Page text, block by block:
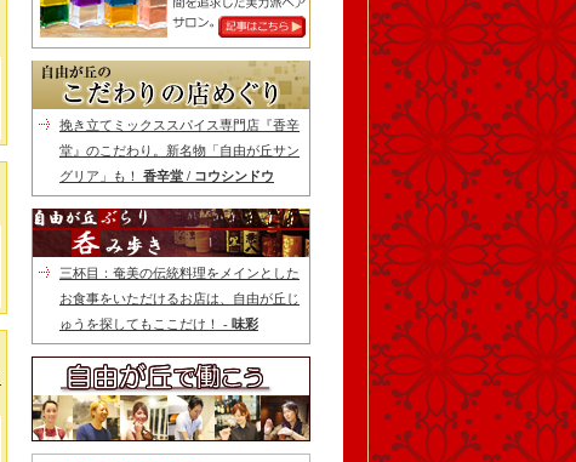
挽き立てミックススパイス専門店『香辛
堂』のこだわり。新名物「自由が丘サン
グリア」も！ 香辛堂 / コウシンドウ
三杯目：奄美の伝統料理をメインとした
お食事をいただけるお店は、自由が丘じ
ゅうを探してもここだけ！ - 味彩